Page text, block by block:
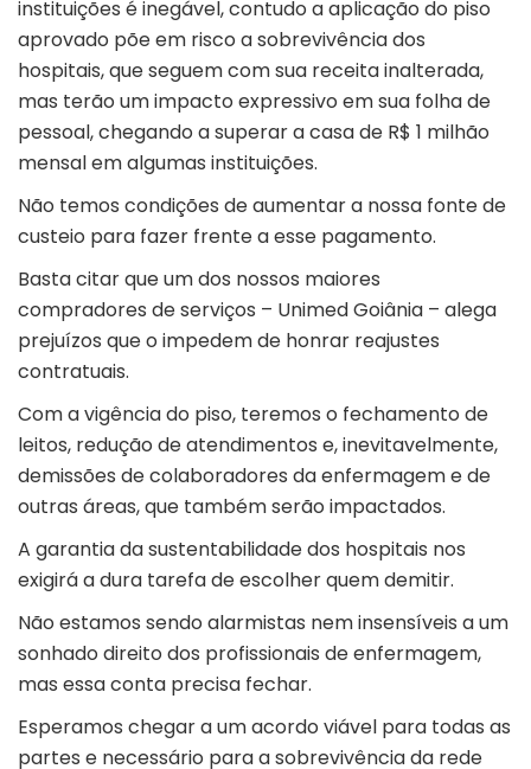
instituições é inegável, contudo a aplicação do piso
aprovado põe em risco a sobrevivência dos
hospitais, que seguem com sua receita inalterada,
mas terão um impacto expressivo em sua folha de
pessoal, chegando a superar a casa de R$ 1 milhão
mensal em algumas instituições.
Não temos condições de aumentar a nossa fonte de
custeio para fazer frente a esse pagamento.
Basta citar que um dos nossos maiores
compradores de serviços – Unimed Goiânia – alega
prejuízos que o impedem de honrar reajustes
contratuais.
Com a vigência do piso, teremos o fechamento de
leitos, redução de atendimentos e, inevitavelmente,
demissões de colaboradores da enfermagem e de
outras áreas, que também serão impactados.
A garantia da sustentabilidade dos hospitais nos
exigirá a dura tarefa de escolher quem demitir.
Não estamos sendo alarmistas nem insensíveis a um
sonhado direito dos profissionais de enfermagem,
mas essa conta precisa fechar.
Esperamos chegar a um acordo viável para todas as
partes e necessário para a sobrevivência da rede